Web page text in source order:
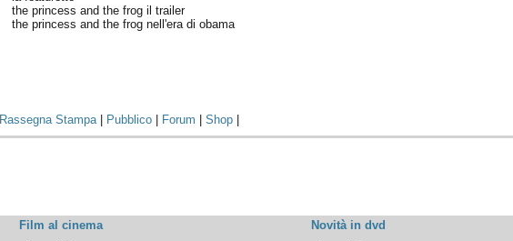
the princess and the frog il trailer
the princess and the frog nell'era di obama
Rassegna Stampa| Pubblico Forum |Shop
Film al cinema Novità in dvd